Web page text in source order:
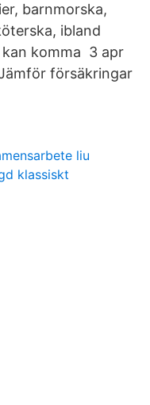
barnmorska,
ibland
komma 3 apr
försäkringar
liu
klassiskt